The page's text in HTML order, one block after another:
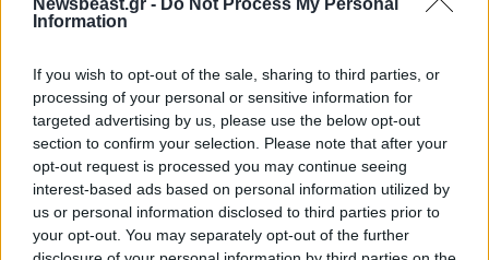
Information
If you wish to opt-out of the sale, sharing to third parties, or
processing of your personal or sensitive information for
targeted advertising by us, please use the below opt-out
section to confirm your selection. Please note that after your
opt-out request is processed you may continue seeing
interest-based ads based on personal information utilized by
us or personal information disclosed to third parties prior to
your opt-out. You may separately opt-out of the further
ΕΛΛΑΔΑ07·08·2026 21:13
θερμοκρασίας και ενίσχυση των ανέμων – Που
θα εκδηλωθούν καταιγίδες